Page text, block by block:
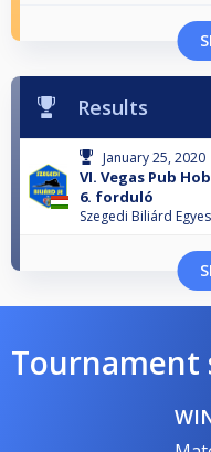
Results
January 25, 2020
VI. Vegas Pub
6. forduló
Szegedi Biliárd
Tournament